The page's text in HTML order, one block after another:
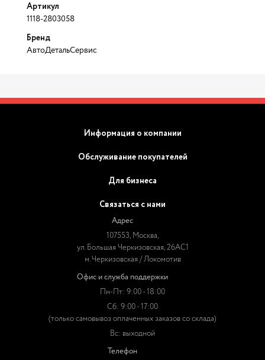
Артикул
1118-2803058
Бренд
АвтоДетальСервис
Информация о компании
Обслуживание покупателей
Для бизнеса
Связаться с нами
Адрес
107553, Москва,
ул. Большая Черкизовская, 26АС1
м. Черкизовская / Локомотив
Офис и служба поддержки
Пн-Пт: 9:00 - 18:00
Сб: 9:00 - 17:00
(только самовывоз оплаченных заказов со склада)
Вс: выходной
Телефон